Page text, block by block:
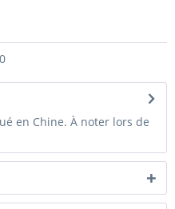
en Chine. À noter lors de